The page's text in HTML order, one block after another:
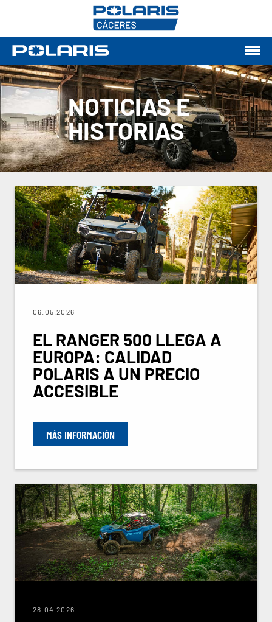
NOTICIAS E
HISTORIAS
06.05.2026
EL RANGER 500 LLEGA A
EUROPA: CALIDAD
POLARIS A UN PRECIO
ACCESIBLE
MÁS INFORMACIÓN
28.04.2026